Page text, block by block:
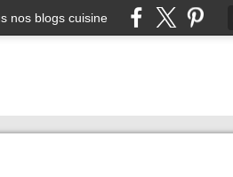
nos blogs cuisine